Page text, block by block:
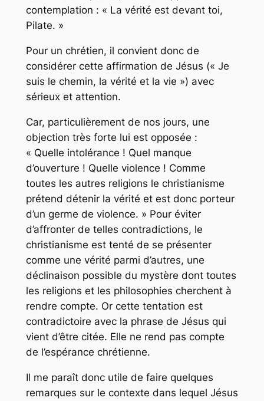
contemplation : « La vérité est devant toi,
Pilate. »
Pour un chrétien, il convient donc de
considérer cette affirmation de Jésus (« Je
suis le chemin, la vérité et la vie ») avec
sérieux et attention.
Car, particulièrement de nos jours, une
objection très forte lui est opposée :
« Quelle intolérance ! Quel manque
d’ouverture ! Quelle violence ! Comme
toutes les autres religions le christianisme
prétend détenir la vérité et est donc porteur
d’un germe de violence. » Pour éviter
d’affronter de telles contradictions, le
christianisme est tenté de se présenter
comme une vérité parmi d’autres, une
déclinaison possible du mystère dont toutes
les religions et les philosophies cherchent à
rendre compte. Or cette tentation est
contradictoire avec la phrase de Jésus qui
vient d’être citée. Elle ne rend pas compte
de l’espérance chrétienne.
Il me paraît donc utile de faire quelques
remarques sur le contexte dans lequel Jésus